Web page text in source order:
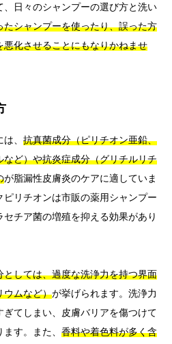
日々のシャンプーの選び方と洗い
たシャンプーを使ったり、誤った方
化させることにもなりかねませ
、 抗真菌成分（ピリチオン亜鉛、
ど）や抗炎症成分（グリチルリチ
が脂漏性皮膚炎のケアに適していま
リチオンは市販の薬用シャンプー
チア菌の増殖を抑える効果があり
としては、過度な洗浄力を持つ界面
ウムなど）が挙げられます。洗浄力
てしまい、皮膚バリアを傷つけて
す。また、 香料や着色料が多く含